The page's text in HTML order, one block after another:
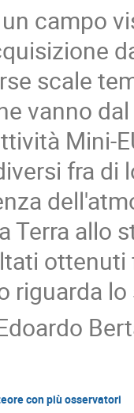
campo
scale
vanno
Mini-
fra di
Terra allo
riguarda
con più osservatori